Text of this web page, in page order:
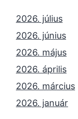
2026. július
2026. június
2026. május
2026. április
2026. március
2026. január